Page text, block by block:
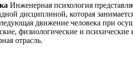
Инженерная психология
дисциплиной, которая
движение человека при
физиологические и
отрасль.